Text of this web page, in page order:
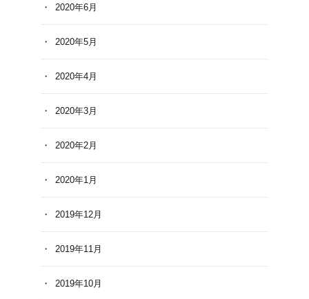
2020年6月
2020年5月
2020年4月
2020年3月
2020年2月
2020年1月
2019年12月
2019年11月
2019年10月